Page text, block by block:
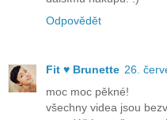
Odpovědět
Fit ♥ Brunette 26.
moc moc pěkné!
všechny videa jsou